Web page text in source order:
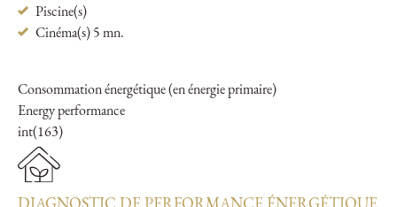
Piscine(s)
Cinéma(s) 5 mn.
Consommation énergétique (en énergie primaire)
Energy performance
int(163)